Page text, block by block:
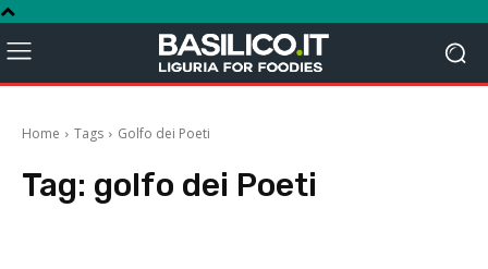
Home Tags Golfo dei Poeti
Tag: golfo dei Poeti